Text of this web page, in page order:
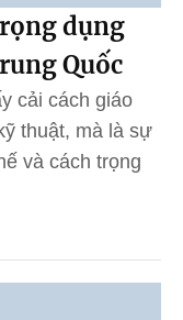
dụng
Quốc
cải cách giáo
thuật, mà là sự
và cách trọng